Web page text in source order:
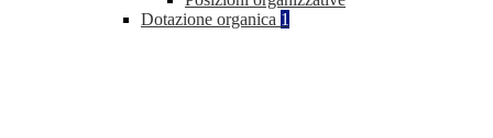
Dotazione organica 1